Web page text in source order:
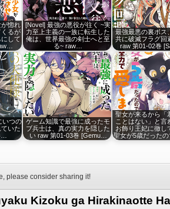
が惚れ
くるが
して
[Novel] 最強の悪役が往く ~実
力至上主義の一族に転生した
俺は、世界最強の剣士へと至
る~ raw…
最強最悪の裏ボス
共に破滅フラグ回
raw 第01-02巻
いつの
いた
…
ゲーム知識で最強に成ったモ
ブ兵士は、真の実力を隠した
い raw 第01-03巻 [Gemu…
聖女が来るから「
ことはない」と言
お飾り王妃に徹し
聖女が5歳だった
please consider sharing it!
Kizoku ga Hirakinaotte